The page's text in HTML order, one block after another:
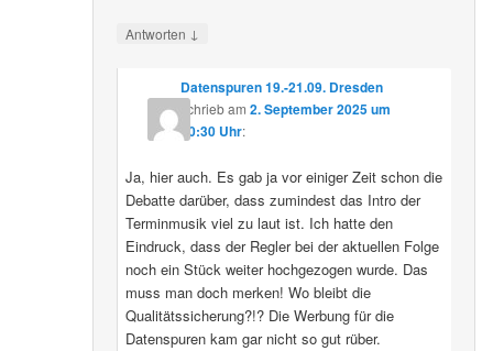
Antworten ↓
Datenspuren 19.-21.09. Dresden
schriebam 2. September 2025 um
10:30 Uhr:
Ja, hier auch. Es gab ja vor einiger Zeit schon die
Debatte darüber, dass zumindest das Intro der
Terminmusik viel zu laut ist. Ich hatte den
Eindruck, dass der Regler bei der aktuellen Folge
noch ein Stück weiter hochgezogen wurde. Das
muss man doch merken! Wo bleibt die
Qualitätssicherung?!? Die Werbung für die
Datenspuren kam gar nicht so gut rüber.